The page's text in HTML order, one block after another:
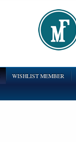
WISHLIST MEMBER